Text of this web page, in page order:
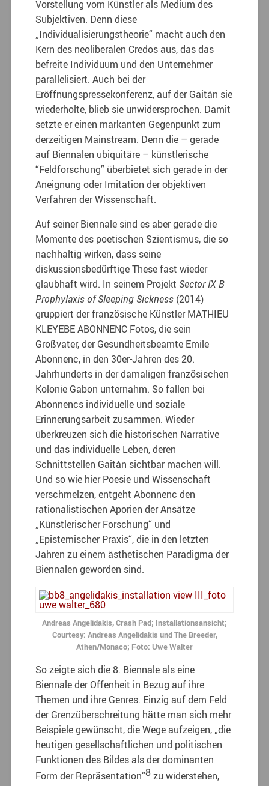
Vorstellung vom Künstler als Medium des
Subjektiven. Denn diese
„Individualisierungstheorie“ macht auch den
Kern des neoliberalen Credos aus, das das
befreite Individuum und den Unternehmer
parallelisiert. Auch bei der
Eröffnungspressekonferenz, auf der Gaitán sie
wiederholte, blieb sie unwidersprochen. Damit
setzte er einen markanten Gegenpunkt zum
derzeitigen Mainstream. Denn die – gerade
auf Biennalen ubiquitäre – künstlerische
“Feldforschung” überbietet sich gerade in der
Aneignung oder Imitation der objektiven
Verfahren der Wissenschaft.
Auf seiner Biennale sind es aber gerade die
Momente des poetischen Szientismus, die so
nachhaltig wirken, dass seine
diskussionsbedürftige These fast wieder
glaubhaft wird. In seinem ProjektSector IX B
Prophylaxis of Sleeping Sickness (2014)
gruppiert der französische Künstler MATHIEU
KLEYEBE ABONNENC Fotos, die sein
Großvater, der Gesundheitsbeamte Emile
Abonnenc, in den 30er-Jahren des 20.
Jahrhunderts in der damaligen französischen
Kolonie Gabon unternahm. So fallen bei
Abonnencs individuelle und soziale
Erinnerungsarbeit zusammen. Wieder
überkreuzen sich die historischen Narrative
und das individuelle Leben, deren
Schnittstellen Gaitán sichtbar machen will.
Und so wie hier Poesie und Wissenschaft
verschmelzen, entgeht Abonnenc den
rationalistischen Aporien der Ansätze
„Künstlerischer Forschung“ und
„Epistemischer Praxis“, die in den letzten
Jahren zu einem ästhetischen Paradigma der
Biennalen geworden sind.
Andreas Angelidakis, Crash Pad; Installationsansicht;
Courtesy: Andreas Angelidakis und The Breeder,
Athen/Monaco; Foto: Uwe Walter
So zeigte sich die 8. Biennale als eine
Biennale der Offenheit in Bezug auf ihre
Themen und ihre Genres. Einzig auf dem Feld
der Grenzüberschreitung hätte man sich mehr
Beispiele gewünscht, die Wege aufzeigen, „die
heutigen gesellschaftlichen und politischen
Funktionen des Bildes als der dominanten
Form der Repräsentation“8zu widerstehen,